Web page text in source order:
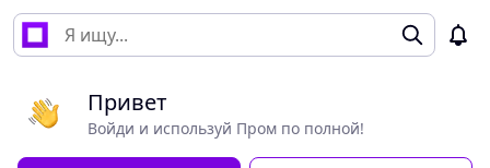
Привет
Войди и используй Пром по полной!